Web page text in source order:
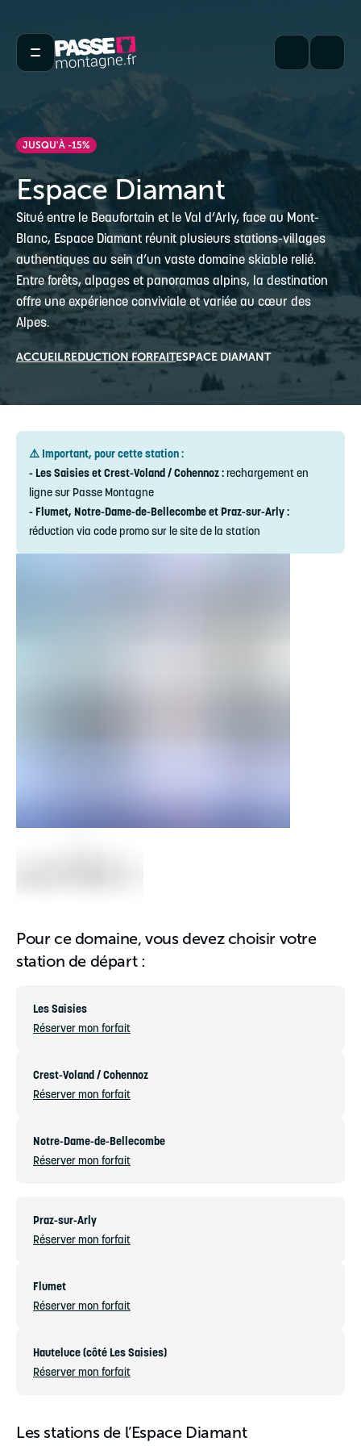
JUSQU'À -15%
Espace Diamant
Situé entre le Beaufortain et le Val d’Arly, face au Mont-
Blanc, Espace Diamant réunit plusieurs stations-villages
authentiques au sein d’un vaste domaine skiable relié.
Entre forêts, alpages et panoramas alpins, la destination
offre une expérience conviviale et variée au cœur des
Alpes.
ACCUEILREDUCTION FORFAITESPACE DIAMANT
Pour ce domaine, vous devez choisir votre
station de départ :
Les Saisies
Réserver mon forfait
Crest-Voland / Cohennoz
Réserver mon forfait
Notre-Dame-de-Bellecombe
Réserver mon forfait
Praz-sur-Arly
Réserver mon forfait
Flumet
Réserver mon forfait
Hauteluce (côté Les Saisies)
Réserver mon forfait
Les stations de l’Espace Diamant
⚠️ Important, pour cette station :
- Les Saisies et Crest-Voland / Cohennoz : rechargement en
ligne sur Passe Montagne
- Flumet, Notre-Dame-de-Bellecombe et Praz-sur-Arly :
réduction via code promo sur le site de la station